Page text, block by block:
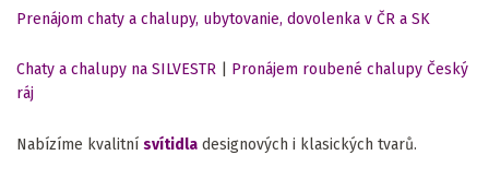
Prenájom chaty a chalupy, ubytovanie, dovolenka v ČR a SK
Chaty a chalupy na SILVESTR
Pronájem roubené chalupy Český
ráj
Nabízíme kvalitní svítidla designových i klasických tvarů.